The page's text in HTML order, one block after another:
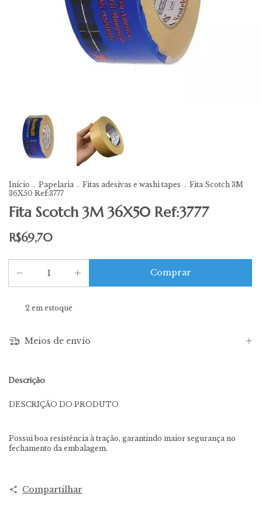
Início . Papelaria . Fitas adesivas e washi tapes . Fita Scotch 3M
36X50 Ref:3777
Fita Scotch 3M 36X50 Ref:3777
R$69,70
2 em estoque
Meios de envio
Descrição
DESCRIÇÃO DO PRODUTO
Possui boa resistência à tração, garantindo maior segurança no
fechamento da embalagem.
Compartilhar